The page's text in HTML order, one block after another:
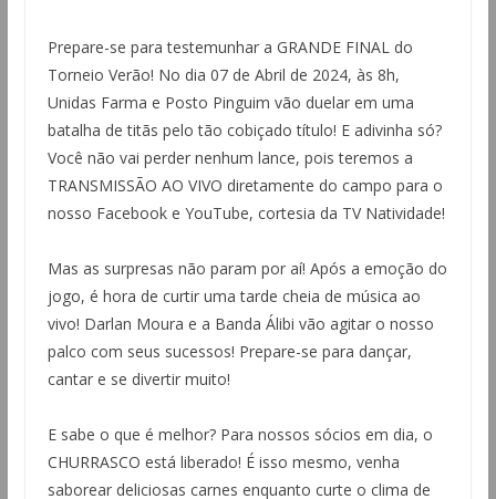
Prepare-se para testemunhar a GRANDE FINAL do
Torneio Verão! No dia 07 de Abril de 2024, às 8h,
Unidas Farma e Posto Pinguim vão duelar em uma
batalha de titãs pelo tão cobiçado título! E adivinha só?
Você não vai perder nenhum lance, pois teremos a
TRANSMISSÃO AO VIVO diretamente do campo para o
nosso Facebook e YouTube, cortesia da TV Natividade!
Mas as surpresas não param por aí! Após a emoção do
jogo, é hora de curtir uma tarde cheia de música ao
vivo! Darlan Moura e a Banda Álibi vão agitar o nosso
palco com seus sucessos! Prepare-se para dançar,
cantar e se divertir muito!
E sabe o que é melhor? Para nossos sócios em dia, o
CHURRASCO está liberado! É isso mesmo, venha
saborear deliciosas carnes enquanto curte o clima de